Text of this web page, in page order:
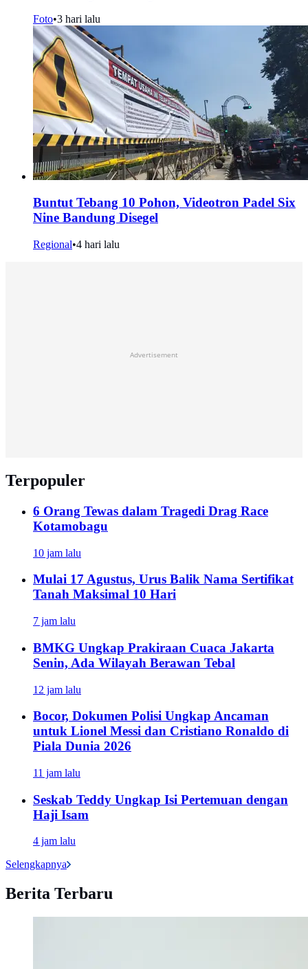
Foto•3 hari lalu
Buntut Tebang 10 Pohon, Videotron Padel Six
Nine Bandung Disegel
Regional•4 hari lalu
Advertisement
Terpopuler
6 Orang Tewas dalam Tragedi Drag Race
Kotamobagu
10 jam lalu
Mulai 17 Agustus, Urus Balik Nama Sertifikat
Tanah Maksimal 10 Hari
7 jam lalu
BMKG Ungkap Prakiraan Cuaca Jakarta
Senin, Ada Wilayah Berawan Tebal
12 jam lalu
Bocor, Dokumen Polisi Ungkap Ancaman
untuk Lionel Messi dan Cristiano Ronaldo di
Piala Dunia 2026
11 jam lalu
Seskab Teddy Ungkap Isi Pertemuan dengan
Haji Isam
4 jam lalu
Selengkapnya
Berita Terbaru